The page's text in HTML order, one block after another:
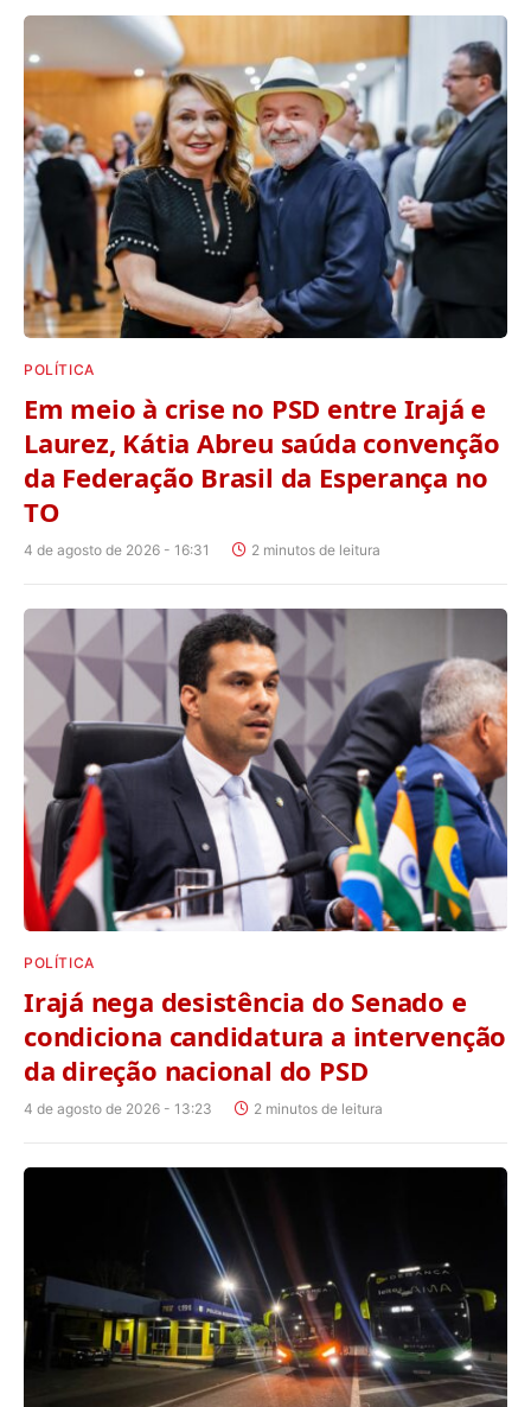
POLÍTICA
Em meio à crise no PSD entre Irajá e
Laurez, Kátia Abreu saúda convenção
da Federação Brasil da Esperança no
TO
4 de agosto de 2026 - 16:31 2 minutos de leitura
POLÍTICA
Irajá nega desistência do Senado e
condiciona candidatura a intervenção
da direção nacional do PSD
4 de agosto de 2026 - 13:23 2 minutos de leitura